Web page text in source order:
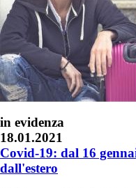
in evidenza
18.01.2021
Covid-19: dal 16
dall'estero